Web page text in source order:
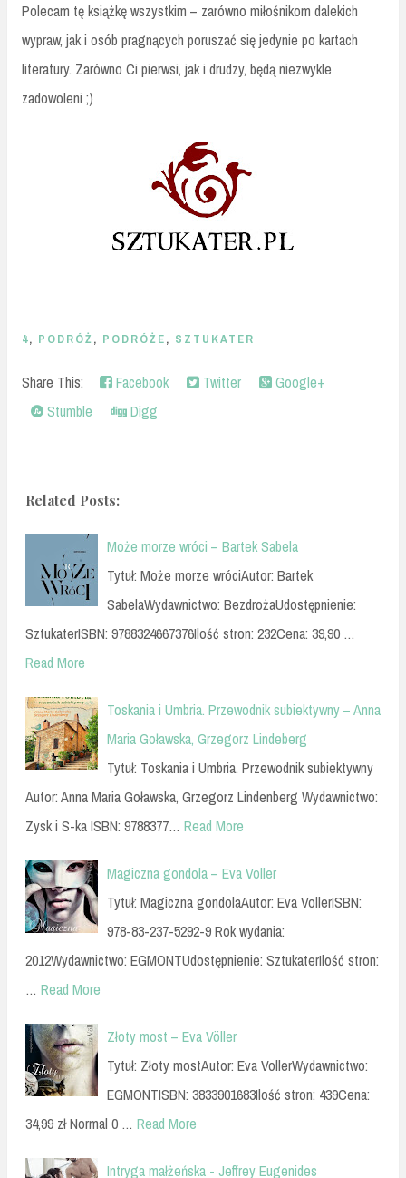
Polecam tę książkę wszystkim – zarówno miłośnikom dalekich
wypraw, jak i osób pragnących poruszać się jedynie po kartach
literatury. Zarówno Ci pierwsi, jak i drudzy, będą niezwykle
zadowoleni ;)
4, PODRÓŻ, PODRÓŻE, SZTUKATER
Share This: Facebook Twitter
Google+
Stumble
Digg
Related Posts:
Może morze wróci – Bartek Sabela
Tytuł: Może morze wróciAutor: Bartek
SabelaWydawnictwo: BezdrożaUdostępnienie:
SztukaterISBN: 9788324667376Ilość stron: 232Cena: 39,90 …
Read More
Toskania i Umbria. Przewodnik subiektywny – Anna
Maria Goławska, Grzegorz Lindeberg
Tytuł: Toskania i Umbria. Przewodnik subiektywny
Autor: Anna Maria Goławska, Grzegorz Lindenberg Wydawnictwo:
Zysk i S-ka ISBN: 9788377… Read More
Magiczna gondola – Eva Voller
Tytuł: Magiczna gondolaAutor: Eva VollerISBN:
978-83-237-5292-9 Rok wydania:
2012Wydawnictwo: EGMONTUdostępnienie: SztukaterIlość stron:
… Read More
Złoty most – Eva Völler
Tytuł: Złoty mostAutor: Eva VollerWydawnictwo:
EGMONTISBN: 3833901683Ilość stron: 439Cena:
34,99 zł Normal 0 … Read More
Intryga małżeńska - Jeffrey Eugenides